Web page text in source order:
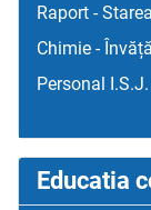
Raport -
Chimie -
Personal I.S.J.
Educatia